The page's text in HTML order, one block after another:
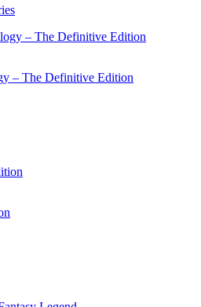
– The Definitive Edition